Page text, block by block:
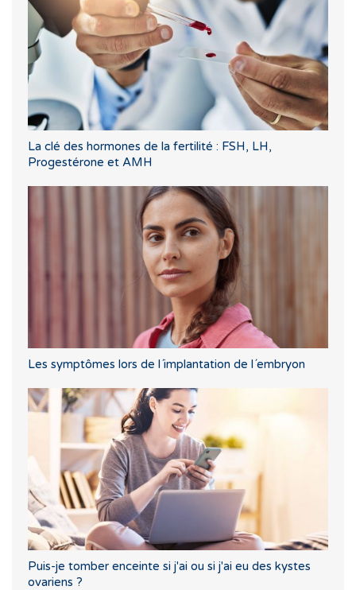
La clé des hormones de la fertilité : FSH, LH,
Progestérone et AMH
Les symptômes lors de l´implantation de l´embryon
Puis-je tomber enceinte si j'ai ou si j'ai eu des kystes
ovariens ?